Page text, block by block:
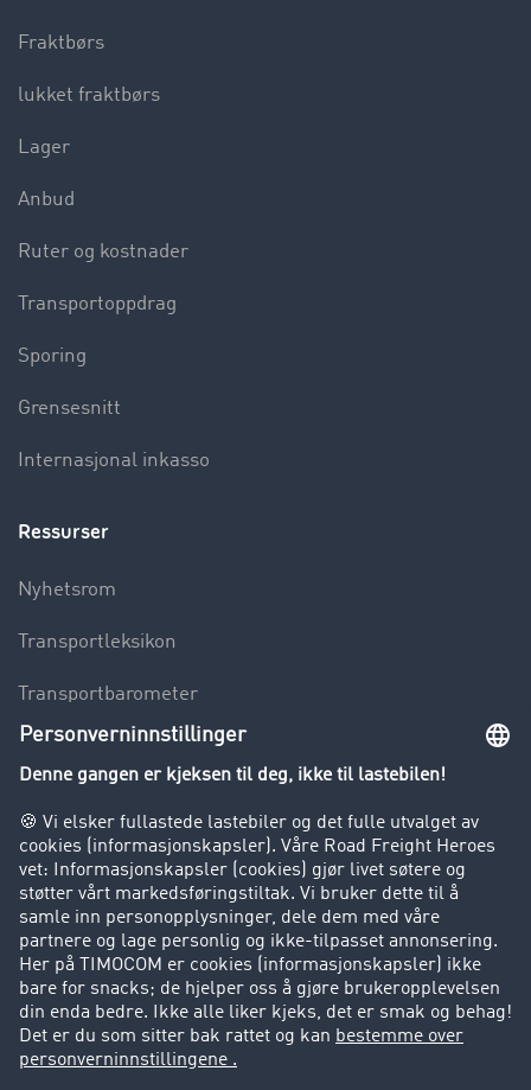
Fraktbørs
lukket fraktbørs
Lager
Anbud
Ruter og kostnader
Transportoppdrag
Sporing
Grensesnitt
Internasjonal inkasso
Ressurser
Nyhetsrom
Transportleksikon
Transportbarometer
Innsyn i fraktbørsen
Bedriften
Kunder verver kunder
Suksesshistorier
Kundestøtte
Kundestøtte